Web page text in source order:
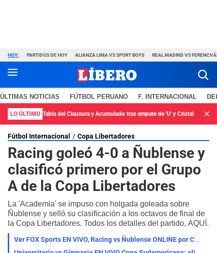
HOY: PARTIDOS DE HOY ALIANZA LIMA VS SPORT BOYS REAL MADRID VS
ÚLTIMAS NOTICIAS FÚTBOL PERUANO F. INTERNACIONAL
LO ÚLTIMO Tabla del Clausura y Acumulado tras empate de 'U' y Cristal
Fútbol Internacional Copa Libertadores
Racing goleó 4-0 a Ñublense y
clasificó primero por el Grupo
A de la Copa Libertadores
La 'Academia' se impuso con holgada goleada sobre
Ñublense y selló su clasificación a los octavos de final de
la Copa Libertadores. Todos los detalles del partido, AQUÍ.
Ver FOX Sports EN VIVO, Racing vs Ñublense ONLINE por Copa Libertadores